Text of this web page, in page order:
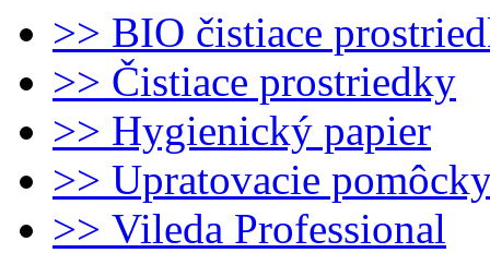
>> BIO čistiace
>> Čistiace prostriedky
>> Hygienický papier
>> Upratovacie
>> Vileda Professional